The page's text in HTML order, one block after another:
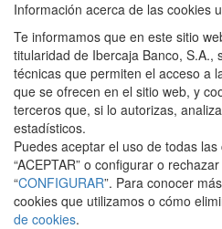
Información acerca de las cookies
Te informamos que en este sitio
titularidad de Ibercaja Banco, S.A.,
técnicas que permiten el acceso a
que se ofrecen en el sitio web, y
terceros que, si lo autorizas,
estadísticos.
Puedes aceptar el uso de todas
“ACEPTAR” o configurar o
“CONFIGURAR”. Para conocer
cookies que utilizamos o cómo
de cookies.